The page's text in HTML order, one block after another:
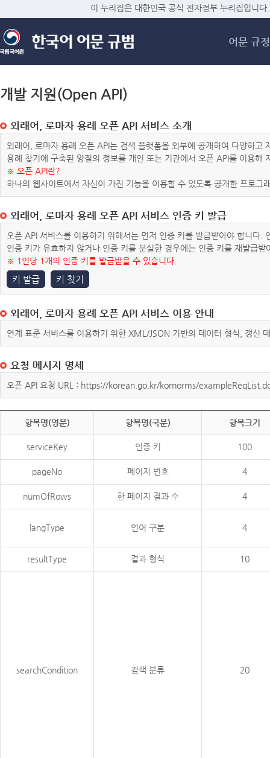
메
이 누리집은 대한민국 공식 전자정부 누리집입니다.
어문 규정
개발 지원(Open API)
외래어, 로마자 용례 오픈 API 서비스 소개
외래어, 로마자 용례 오픈 API는 검색 플랫폼을 외부에 공개하여 다양하
용례 찾기에 구축된 양질의 정보를 개인 또는 기관에서 오픈 API를 이용해
※ 오픈 API란?
하나의 웹사이트에서 자신이 가진 기능을 이용할 수 있도록 공개한 프로그
외래어, 로마자 용례 오픈 API 서비스 인증 키 발급
오픈 API 서비스를 이용하기 위해서는 먼저 인증 키를 발급받아야 합니다
인증 키가 유효하지 않거나 인증 키를 분실한 경우에는 인증 키를 재발급받
※ 1인당 1개의 인증 키를 발급받을 수 있습니다.
키 발급 키 찾기
외래어, 로마자 용례 오픈 API 서비스 이용 안내
연계 표준 서비스를 이용하기 위한 XML/JSON 기반의 데이터 형식, 갱신
요청 메시지 명세
오픈 API 요청 URL : https://korean.go.kr/kornorms/
항목명(영문) 항목명(국문) 항목크기
serviceKey 인증 키 100
pageNo 페이지 번호 4
numOfRows 한 페이지 결과 수 4
langType 언어 구분 4
resultType 결과 형식 10
searchCondition 검색 분류 20